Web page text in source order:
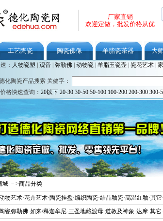
厂家直销
欢迎定做，批发价格从优
工艺陶瓷 陶瓷佛像 羊脂瓷茶器 大
： 人物瓷塑 观音| 弥勒佛| 动物瓷| 羊脂玉瓷壶| 瓷花艺术|
化陶瓷产品搜索 关健字：
价格快速查询： 20以下 20-30 30-50 50-100 100-200 200-300 300-
城 －>商品分类
物艺术·花卉艺术·陶瓷挂盘·编织陶瓷·结晶釉瓷·高温红釉·其它·
陶瓷弥勒佛·如来/释迦牟尼·三圣地藏渡母·道教及神象·达摩·其它·